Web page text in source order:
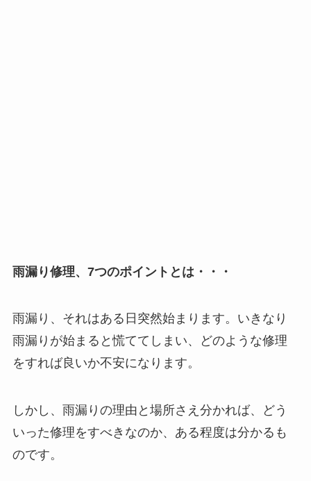
雨漏り修理、7つのポイントとは・・・
雨漏り、それはある日突然始まります。いきなり
雨漏りが始まると慌ててしまい、どのような修理
をすれば良いか不安になります。
しかし、雨漏りの理由と場所さえ分かれば、どう
いった修理をすべきなのか、ある程度は分かるも
のです。